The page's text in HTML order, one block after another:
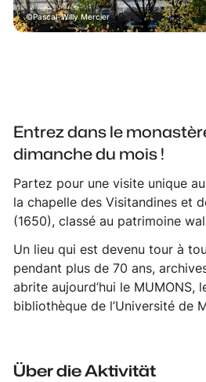
Pascal-Willy Mercier
Entrez dans le
dimanche du mois !
Partez pour une visite unique
la chapelle des Visitandines et
(1650), classé au patrimoine
Un lieu qui est devenu tour à
pendant plus de 70 ans,
abrite aujourd’hui le MUMONS,
bibliothèque de l’Université de
Über die Aktivität